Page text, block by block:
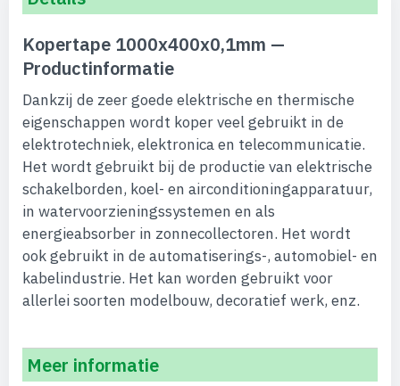
Kopertape 1000x400x0,1mm —
Productinformatie
Dankzij de zeer goede elektrische en thermische
eigenschappen wordt koper veel gebruikt in de
elektrotechniek, elektronica en telecommunicatie.
Het wordt gebruikt bij de productie van elektrische
schakelborden, koel- en airconditioningapparatuur,
in watervoorzieningssystemen en als
energieabsorber in zonnecollectoren. Het wordt
ook gebruikt in de automatiserings-, automobiel- en
kabelindustrie. Het kan worden gebruikt voor
allerlei soorten modelbouw, decoratief werk, enz.
Meer informatie